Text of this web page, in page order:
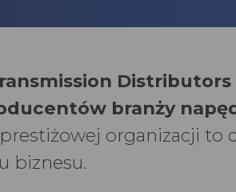
Distributors
branży
organizacji to
biznesu.